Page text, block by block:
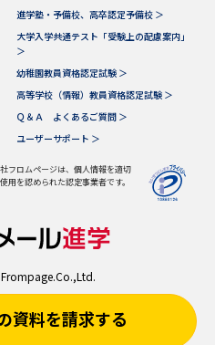
資料を請求する
進学塾・予備校、高卒認定予備校 ＞
大学入学共通テスト「受験上の配慮案内」
＞
幼稚園教員資格認定試験 ＞
高等学校（情報）教員資格認定試験 ＞
Ｑ＆Ａ よくあるご質問 ＞
ユーザーサポート ＞
フロムページは、個人情報を適切
用を認められた認定事業者です。